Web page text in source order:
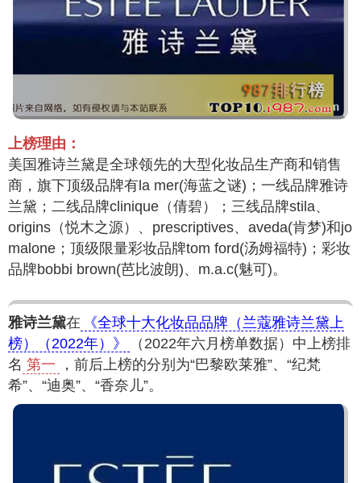
上榜理由：
美国雅诗兰黛是全球领先的大型化妆品生产商和销售
商，旗下顶级品牌有la mer(海蓝之谜)；一线品牌雅诗
兰黛；二线品牌clinique（倩碧）；三线品牌stila、
origins（悦木之源）、prescriptives、aveda(肯梦)和jo
malone；顶级限量彩妆品牌tom ford(汤姆福特)；彩妆
品牌bobbi brown(芭比波朗)、m.a.c(魅可)。
雅诗兰黛在
《全球十大化妆品品牌（兰蔻雅诗兰黛上
榜）（2022年）》
（2022年六月榜单数据）中上榜排
名 第一
，前后上榜的分别为“巴黎欧莱雅”、“纪梵
希”、“迪奥”、“香奈儿”。